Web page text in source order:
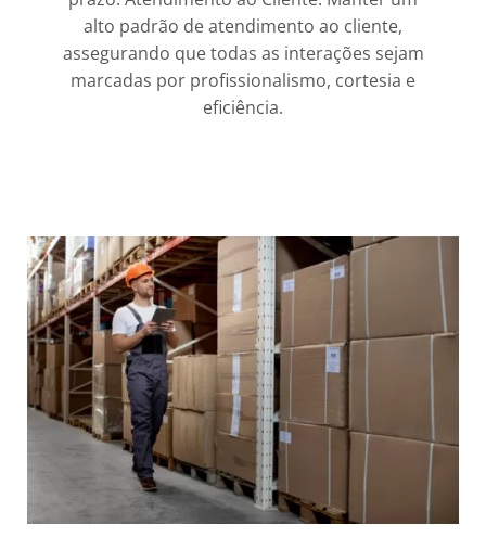
alto padrão de atendimento ao cliente,
assegurando que todas as interações sejam
marcadas por profissionalismo, cortesia e
eficiência.